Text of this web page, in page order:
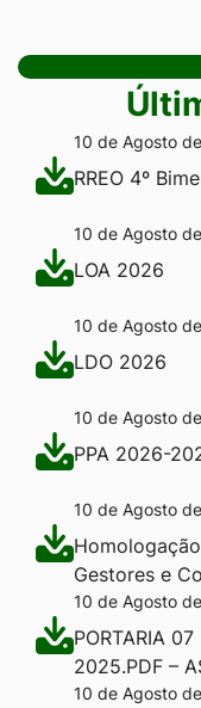
10 de Agosto
RREO 4º
10 de Agosto
LOA 2026
10 de Agosto
LDO 2026
10 de Agosto
PPA 2026-
10 de Agosto
Gestores e
10 de Agosto
PORTARIA
2025.PDF –
10 de Agosto